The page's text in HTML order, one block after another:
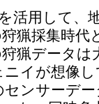
活用して、
猟採集時代
猟データは
イが想像
ンサーデ